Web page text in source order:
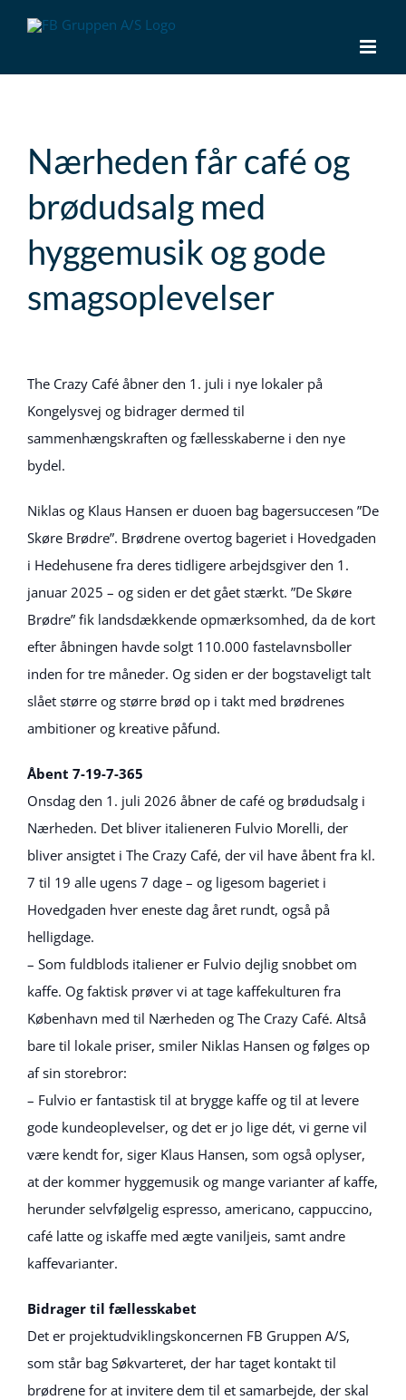
Nærheden får café og
brødudsalg med
hyggemusik og gode
smagsoplevelser
større
billede
The Crazy Café åbner den 1. juli i nye lokaler på
Kongelysvej og bidrager dermed til
sammenhængskraften og fællesskaberne i den nye
bydel.
Niklas og Klaus Hansen er duoen bag bagersuccesen ”De
Skøre Brødre”. Brødrene overtog bageriet i Hovedgaden
i Hedehusene fra deres tidligere arbejdsgiver den 1.
januar 2025 – og siden er det gået stærkt. ”De Skøre
Brødre” fik landsdækkende opmærksomhed, da de kort
efter åbningen havde solgt 110.000 fastelavnsboller
inden for tre måneder. Og siden er der bogstaveligt talt
slået større og større brød op i takt med brødrenes
ambitioner og kreative påfund.
Åbent 7-19-7-365
Onsdag den 1. juli 2026 åbner de café og brødudsalg i
Nærheden. Det bliver italieneren Fulvio Morelli, der
bliver ansigtet i The Crazy Café, der vil have åbent fra kl.
7 til 19 alle ugens 7 dage – og ligesom bageriet i
Hovedgaden hver eneste dag året rundt, også på
helligdage.
– Som fuldblods italiener er Fulvio dejlig snobbet om
kaffe. Og faktisk prøver vi at tage kaffekulturen fra
København med til Nærheden og The Crazy Café. Altså
bare til lokale priser, smiler Niklas Hansen og følges op
af sin storebror:
– Fulvio er fantastisk til at brygge kaffe og til at levere
gode kundeoplevelser, og det er jo lige dét, vi gerne vil
være kendt for, siger Klaus Hansen, som også oplyser,
at der kommer hyggemusik og mange varianter af kaffe,
herunder selvfølgelig espresso, americano, cappuccino,
café latte og iskaffe med ægte vaniljeis, samt andre
kaffevarianter.
Bidrager til fællesskabet
Det er projektudviklingskoncernen FB Gruppen A/S,
som står bag Søkvarteret, der har taget kontakt til
brødrene for at invitere dem til et samarbejde, der skal